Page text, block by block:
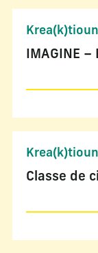
IMAGINE –
Classe de